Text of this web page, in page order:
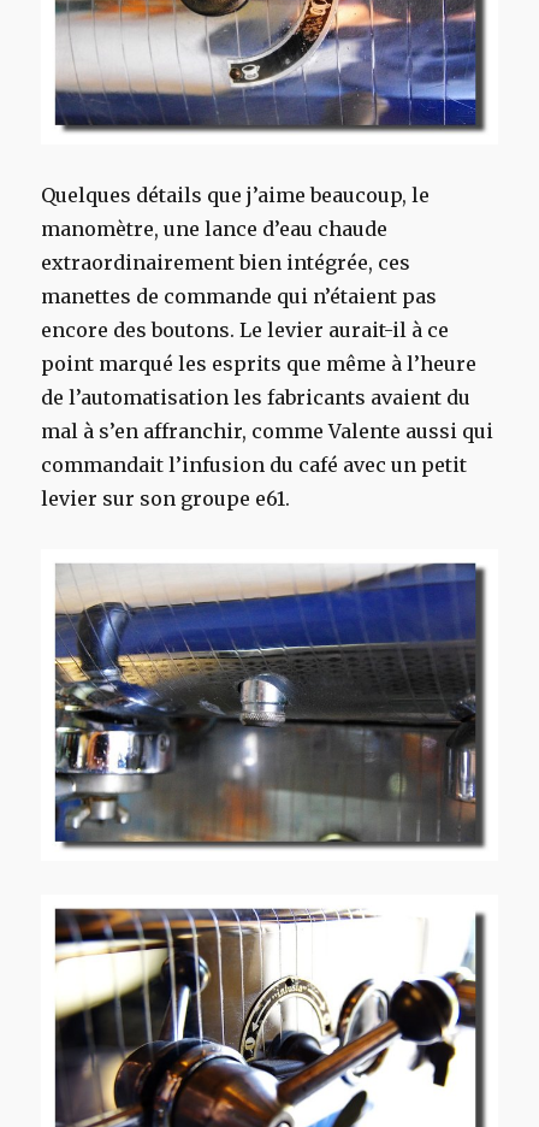
Quelques détails que j’aime beaucoup, le
manomètre, une lance d’eau chaude
extraordinairement bien intégrée, ces
manettes de commande qui n’étaient pas
encore des boutons. Le levier aurait-il à ce
point marqué les esprits que même à l’heure
de l’automatisation les fabricants avaient du
mal à s’en affranchir, comme Valente aussi qui
commandait l’infusion du café avec un petit
levier sur son groupe e61.